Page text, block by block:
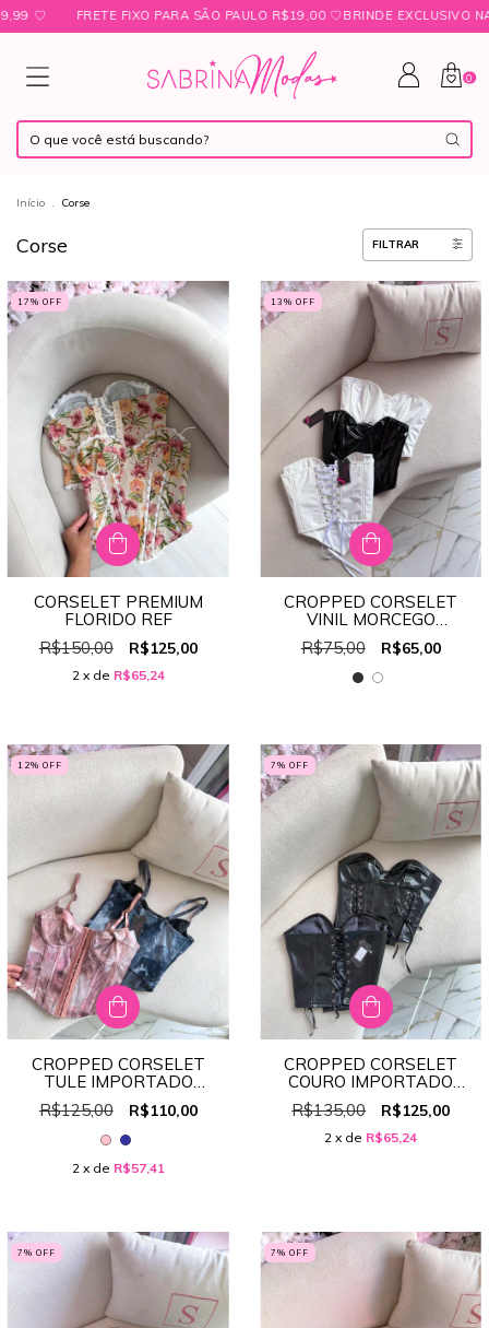
FRETE FIXO PARA SÃO PAULO R$19,00 ㅤ♡ㅤBRINDE EXCLUSIVO NAS
0
Início . Corse
Corse FILTRAR
17 % OFF
CORSELET PREMIUM
FLORIDO REF
R$150,00
R$125,00
2 x de R$65,24
13 % OFF
CROPPED CORSELET
VINIL MORCEGO
REF:47489
R$75,00 R$65,00
12% OFF
CROPPED CORSELET
TULE IMPORTADO
(FORMA PEQUENA)
REF:6399
R$125,00 R$110,00
2 x de R$57,41
7 % OFF
CROPPED CORSELET
COURO IMPORTADO
REF:06179
R$135,00 R$125,00
2 x de R$65,24
7 % OFF 7 % OFF